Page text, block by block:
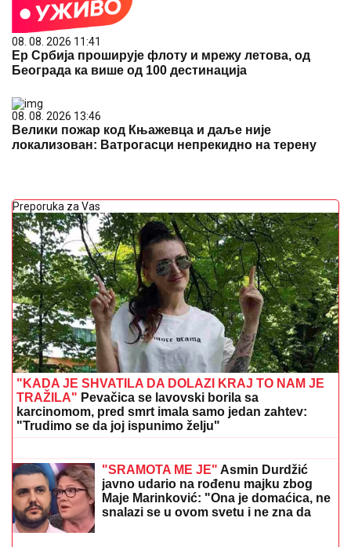
08. 08. 2026 11:41
Ер Србија проширује флоту и мрежу летова, од
Београда ка више од 100 дестинација
08. 08. 2026 13:46
Велики пожар код Књажевца и даље није
локализован: Ватрогасци непрекидно на терену
Preporuka za Vas
"KADA JE SHVATILA DA DOLAZI KRAJ TO NAM JE
TRAŽILA" Pevačica se lavovski borila sa
karcinomom, pred smrt imala samo jedan zahtev:
"Trudimo se da joj ispunimo želju"
otkinula glavu protivnici, pa sve
šokirala porukom